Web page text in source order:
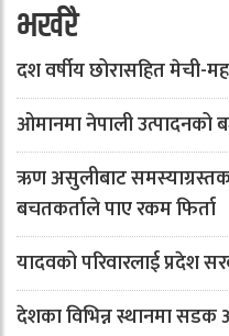
भर्खरै
दश वर्षीय छोरासहित मेची-
ओमानमा नेपाली उत्पादनको
ऋण असुलीबाट
बचतकर्ताले पाए रकम फिर्ता
यादवको परिवारलाई प्रदेश
देशका विभिन्न स्थानमा सडक